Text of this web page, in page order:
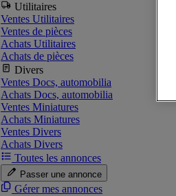
Utilitaires
Ventes Utilitaires
Ventes de pièces
Achats Utilitaires
Achats de pièces
Divers
Ventes Docs, automobilia
Achats Docs, automobilia
Ventes Miniatures
Achats Miniatures
Ventes Divers
Achats Divers
Toutes les annonces
Passer une annonce
Gérer mes annonces